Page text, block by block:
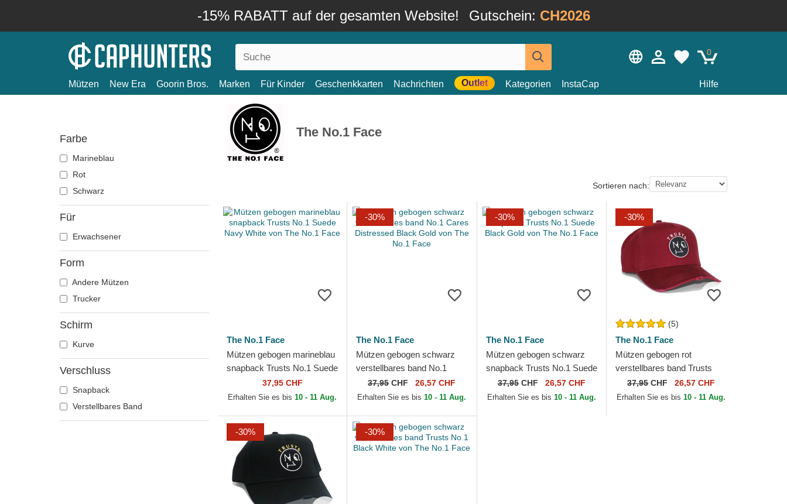
-15% RABATT auf der gesamten Website! Gutschein: CH2026
0
Mützen New Era Goorin Bros. Marken Für Kinder Geschenkkarten Nachrichten Outlet Kategorien InstaCap Hilfe
Farbe
Marineblau
Rot
Schwarz
Für
Erwachsener
Form
Andere Mützen
Trucker
Schirm
Kurve
Verschluss
Snapback
Verstellbares Band
The No.1 Face
Sortieren nach:
The No.1 Face
Mützen gebogen marineblau
snapback Trusts No.1 Suede
Navy White von The No.1
Face
37,95 CHF
Erhalten Sie es bis10 - 11 Aug.
-30%
The No.1 Face
Mützen gebogen schwarz
verstellbares band No.1
Cares Distressed Black
Gold von The No.1 Face
37,95CHF 26,57 CHF
Erhalten Sie es bis10 - 11 Aug.
-30%
The No.1 Face
Mützen gebogen schwarz
snapback Trusts No.1 Suede
Black Gold von The No.1
Face
37,95CHF 26,57 CHF
Erhalten Sie es bis 10 - 11 Aug.
-30%
(5)
The No.1 Face
Mützen gebogen rot
verstellbares band Trusts
No.1 Distressed Black White
von The No.1 Face
37,95CHF 26,57 CHF
Erhalten Sie es bis10 - 11 Aug.
-30% -30%